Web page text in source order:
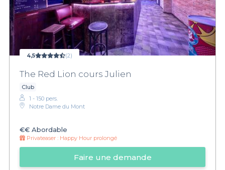
4,5 (2)
The Red Lion cours Julien
Club
1 - 150 pers.
Notre Dame du Mont
€€ Abordable
Privateaser : Happy Hour prolongé
Faire une demande